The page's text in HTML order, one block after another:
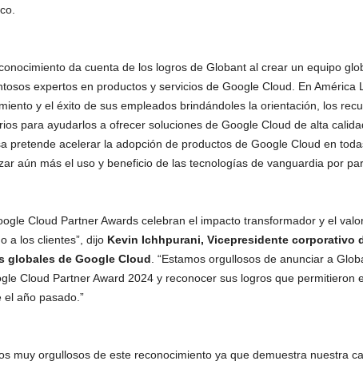
da cuenta de los logros de Globant al crear un equipo
expertos en productos y servicios de Google Cloud. En América
y el éxito de sus empleados brindándoles la orientación, los
para ayudarlos a ofrecer soluciones de Google Cloud de alta
pretende acelerar la adopción de productos de Google Cloud en
aún más el uso y beneficio de las tecnologías de vanguardia por
Cloud Partner Awards celebran el impacto transformador y el
a los clientes”, dijo Kevin Ichhpurani, Vicepresidente corporativo
globales de Google Cloud . “Estamos orgullosos de anunciar a
Cloud Partner Award 2024 y reconocer sus logros que permitieron
el año pasado.”
muy orgullosos de este reconocimiento ya que demuestra nuestra